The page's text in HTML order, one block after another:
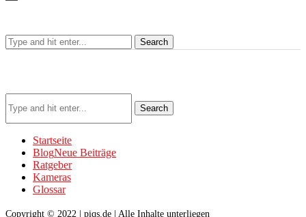
Search
Search
Startseite
BlogNeue Beiträge
Ratgeber
Kameras
Glossar
Copyright © 2022 | piqs.de | Alle Inhalte unterliegen